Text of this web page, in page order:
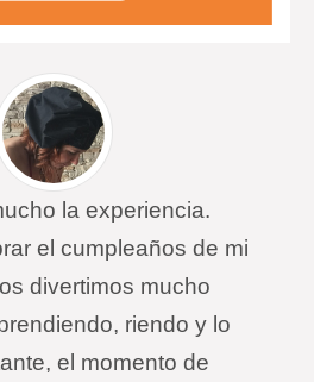
la experiencia.
el cumpleaños de mi
divertimos mucho
riendo y lo
el momento de